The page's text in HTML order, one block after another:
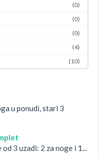
(0)
(0)
(0)
(4)
(10)
u ponudi, stari 3
3 uzadi: 2 za noge i 1...